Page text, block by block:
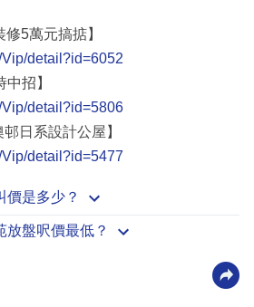
修5萬元搞掂】
detail?id=6052
招】
detail?id=5806
日系設計公屋】
detail?id=5477
價是多少？
放盤呎價最低？